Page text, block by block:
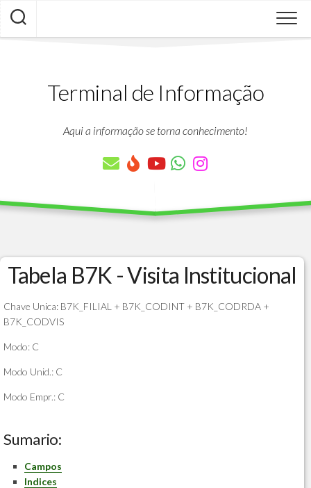
Skip
content
Terminal de Informação
Aqui a informação se torna conhecimento!
Tabela B7K - Visita Institucional
Chave Unica: B7K_FILIAL + B7K_CODINT + B7K_CODRDA +
B7K_CODVIS
Modo: C
Modo Unid.: C
Modo Empr.: C
Sumario:
Campos
Indices